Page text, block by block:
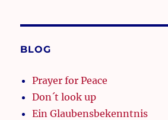
BLOG
Prayer for Peace
Don´t look up
Ein Glaubensbekenntnis